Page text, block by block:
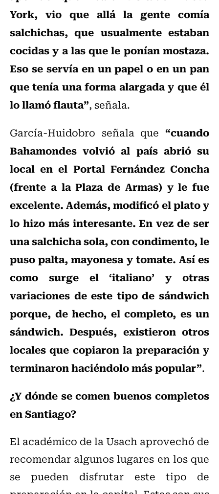
York, vio que allá la gente comía
salchichas, que usualmente estaban
cocidas y a las que le ponían mostaza.
Eso se servía en un papel o en un pan
que tenía una forma alargada y que él
lo llamó flauta”, señala.
García-Huidobro señala que “cuando
Bahamondes volvió al país abrió su
local en el Portal Fernández Concha
(frente a la Plaza de Armas) y le fue
excelente. Además, modificó el plato y
lo hizo más interesante. En vez de ser
una salchicha sola, con condimento, le
puso palta, mayonesa y tomate. Así es
como surge el ‘italiano’ y otras
variaciones de este tipo de sándwich
porque, de hecho, el completo, es un
sándwich. Después, existieron otros
locales que copiaron la preparación y
terminaron haciéndolo más popular”.
¿Y dónde se comen buenos completos
en Santiago?
El académico de la Usach aprovechó de
recomendar algunos lugares en los que
se pueden disfrutar este tipo de